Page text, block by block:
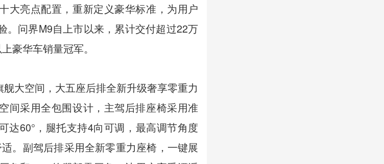
大亮点配置，重新定义豪华标准，为用户
。问界M9自上市以来，累计交付超过22万
豪华车销量冠军。
大空间，大五座后排全新升级奢享零重力
间采用全包围设计，主驾后排座椅采用准
达60°，腿托支持4向可调，最高调节角度
。副驾后排采用全新零重力座椅，一键展